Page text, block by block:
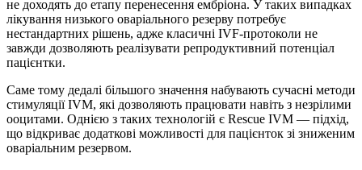
не доходять до етапу перенесення ембріона. У таких випадках
лікування низького оваріального резерву потребує
нестандартних рішень, адже класичні IVF-протоколи не
завжди дозволяють реалізувати репродуктивний потенціал
пацієнтки.
Саме тому дедалі більшого значення набувають сучасні методи
стимуляції IVM, які дозволяють працювати навіть з незрілими
ооцитами. Однією з таких технологій є Rescue IVM — підхід,
що відкриває додаткові можливості для пацієнток зі зниженим
оваріальним резервом.